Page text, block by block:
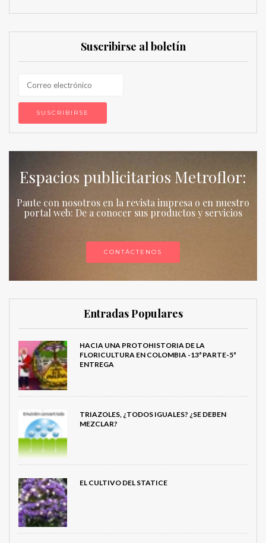
Suscribirse al boletín
Espacios publicitarios Metroflor:
Paute con nosotros en la revista impresa o en nuestro
portal web: De a conocer sus productos y servicios
CONTÁCTENOS
Entradas Populares
HACIA UNA PROTOHISTORIA DE LA
FLORICULTURA EN COLOMBIA -13ª PARTE-5ª
ENTREGA
TRIAZOLES, ¿TODOS IGUALES? ¿SE DEBEN
MEZCLAR?
EL CULTIVO DEL STATICE